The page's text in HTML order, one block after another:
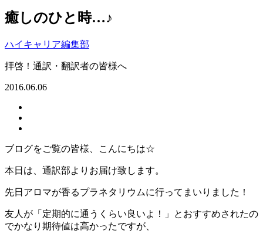
癒しのひと時…♪
ハイキャリア編集部
拝啓！通訳・翻訳者の皆様へ
2016.06.06
ブログをご覧の皆様、こんにちは☆
本日は、通訳部よりお届け致します。
先日アロマが香るプラネタリウムに行ってまいりました！
友人が「定期的に通うくらい良いよ！」とおすすめされたの
でかなり期待値は高かったですが、